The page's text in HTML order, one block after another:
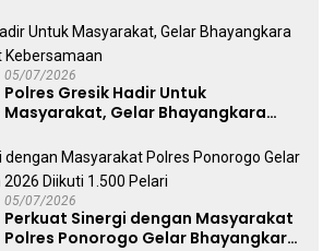
Dekranasda Gerakan Ekonomi Lokal
05/07/2026
Polres Gresik Hadir Untuk
Masyarakat, Gelar Bhayangkara
05/07/2026
Perkuat Sinergi dengan Masyarakat
Polres Ponorogo Gelar Bhayangkara